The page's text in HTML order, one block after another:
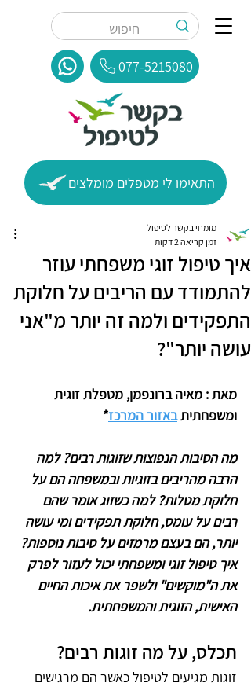
077-5215080
התאימו לי מטפלים מומלצים
איך טיפול זוגי משפחתי עוזר
להתמודד עם הריבים על חלוקת
התפקידים ולמה זה יותר מ"אני
עושה יותר"?
מומחי בקשר לטיפול
זמן קריאה 2 דקות
מאת : מאיה ברונפמן, מטפלת זוגית
ומשפחתית באזור המרכז*
מה הסיבות הנפוצות שזוגות רבים? למה
הרבה מהריבים בזוגיות ובמשפחה הם על
חלוקת מטלות? למה כשזוג אומר שהם
רבים על עומס, חלוקת תפקידים ומי עושה
יותר, הם בעצם מרמזים על סיבות נוספות?
איך טיפול זוגי ומשפחתי יכול לעזור לפרק
את ה"מוקשים" ולשפר את איכות החיים
האישית, הזוגית והמשפחתית.
תכלס, על מה זוגות רבים?
זוגות מגיעים לטיפול כאשר הם מרגישים